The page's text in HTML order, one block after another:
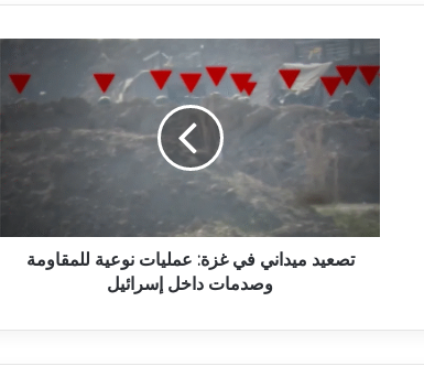
تصعيد ميداني في غزة: عمليات نوعية للمقاومة
وصدمات داخل إسرائيل